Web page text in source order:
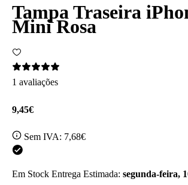
Tampa Traseira
Mini Rosa
1 avaliações
9,45€
Sem IVA: 7,68€
Em Stock Entrega Estimada: segunda-feira,